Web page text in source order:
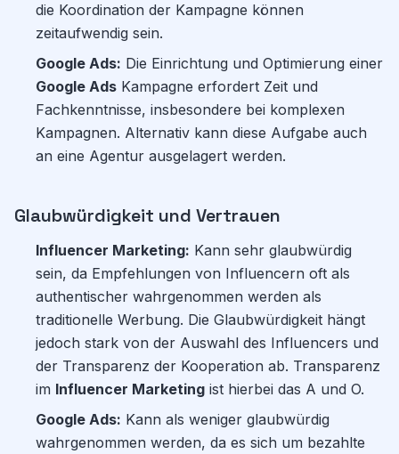
die Koordination der Kampagne können
zeitaufwendig sein.
Google Ads: Die Einrichtung und Optimierung einer
Google Ads Kampagne erfordert Zeit und
Fachkenntnisse, insbesondere bei komplexen
Kampagnen. Alternativ kann diese Aufgabe auch
an eine Agentur ausgelagert werden.
Glaubwürdigkeit und Vertrauen
Influencer Marketing: Kann sehr glaubwürdig
sein, da Empfehlungen von Influencern oft als
authentischer wahrgenommen werden als
traditionelle Werbung. Die Glaubwürdigkeit hängt
jedoch stark von der Auswahl des Influencers und
der Transparenz der Kooperation ab. Transparenz
im Influencer Marketing ist hierbei das A und O.
Google Ads: Kann als weniger glaubwürdig
wahrgenommen werden, da es sich um bezahlte